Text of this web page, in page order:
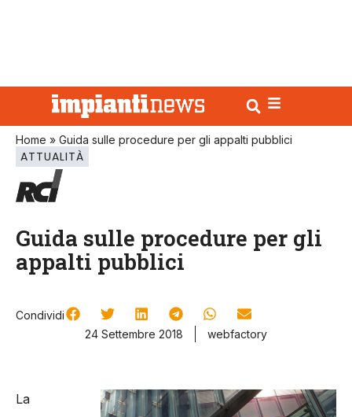
Home » Guida sulle procedure per gli appalti pubblici
ATTUALITÀ
Guida sulle procedure per gli
appalti pubblici
Condividi
24 Settembre 2018
webfactory
La